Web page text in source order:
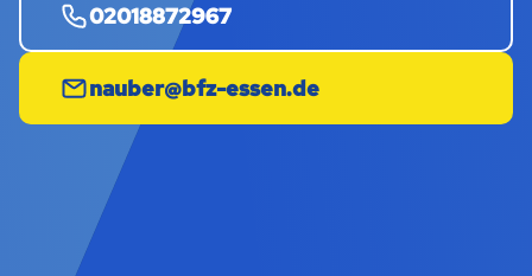
02018872967
nauber@bfz-essen.de